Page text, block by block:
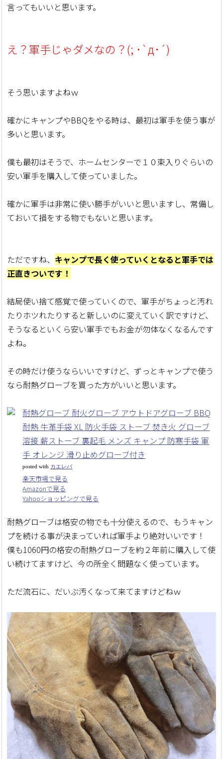
言ってもいいと思います。
え？軍手じゃダメなの？(; ･`д･´)
そう思いますよねｗ
確かにキャンプやBBQをやる時は、最初は軍手を使う事が
多いと思います。
僕も最初はそうで、ホームセンターで１０束入りぐらいの
安い軍手を購入して使っていました。
確かに軍手は非常に使い勝手がいいと思いますし、常備し
ておいて損をする物でもないと思います。
ただですね、 キャンプで長く使っていくとなると軍手では
正直きついです！
結局使い捨て感覚で使っていくので、軍手がちょっと汚れ
たりホツれたりすると新しいのに変えていく訳ですけど、
そうなるといくら安い軍手でもお金が勿体なくなるんです
よね。
その時だけ使うならいいですけど、ずっとキャンプで使う
なら耐熱グローブを買った方がいいと思います。
耐熱グローブ 耐火グローブ アウトドアグローブ BBQ
耐熱 牛革手袋 XL 防火手袋 ストーブ 焚き火 グローブ
溶接 薪ストーブ 裏起毛 メンズ キャンプ 防寒手袋 軍
手 オレンジ 滑り止めグローブ付き
posted with カエレバ
楽天市場で見る
Amazonで見る
Yahooショッピングで見る
耐熱グローブは格安の物でも十分使えるので、もうキャン
プを続ける事が決まっていれば軍手より絶対いいです！
僕も1060円の格安の耐熱グローブを約２年前に購入して使
い続けてますけど、今の所全く問題なく使っています。
ただ流石に、だいぶ汚くなって来てますけどねｗ